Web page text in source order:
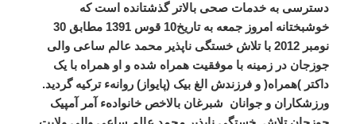
دسترسی به خدمات صحی بالاتر گذشتانده است که
خوشبختانه امروز جمعه به تاریخ10 قوس 1391 مطابق 30
نومبر 2012 با تلاش خستگی ناپذیر محمد عالم ساعی والی
جوزجان در زمینه با موفقیت همراه شده و او همراه با یک
داکتر)همراه( و فرزندش الغ بیک(پایواز)روانهء ترکیه گردید.
ورزشکاران و جوانان شبرغان بالاخص خانوادهء آمر آمپیک